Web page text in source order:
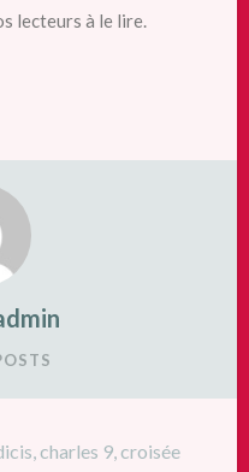
lecteurs à le lire.
,charles 9,croisée